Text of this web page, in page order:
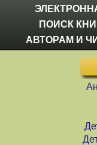
ПОИСК
АВТОРАМ И